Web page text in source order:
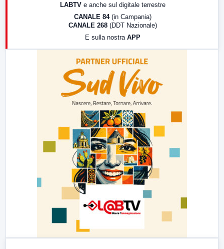
LABTV e anche sul digitale terrestre
CANALE 84 (in Campania)
CANALE 268 (DDT Nazionale)
E sulla nostra APP